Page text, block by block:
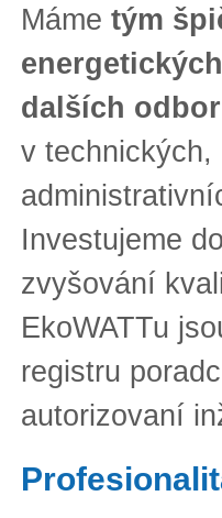
Máme tým
dalších
v technických,
Investujeme
zvyšování
EkoWATTu
registru
autorizovaní